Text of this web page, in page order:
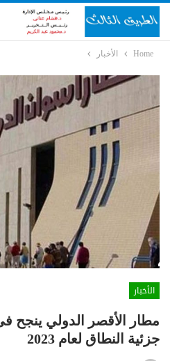
Home الأخبار
الأخبار
مطار الأقصر الدولي ينجح
جزئية النطاق لعام 2023